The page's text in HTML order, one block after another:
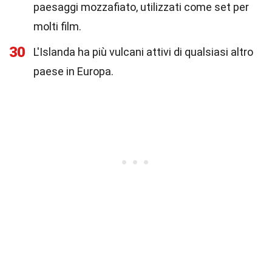
paesaggi mozzafiato, utilizzati come set per
molti film.
30
L'Islanda ha più vulcani attivi di qualsiasi altro
paese in Europa.